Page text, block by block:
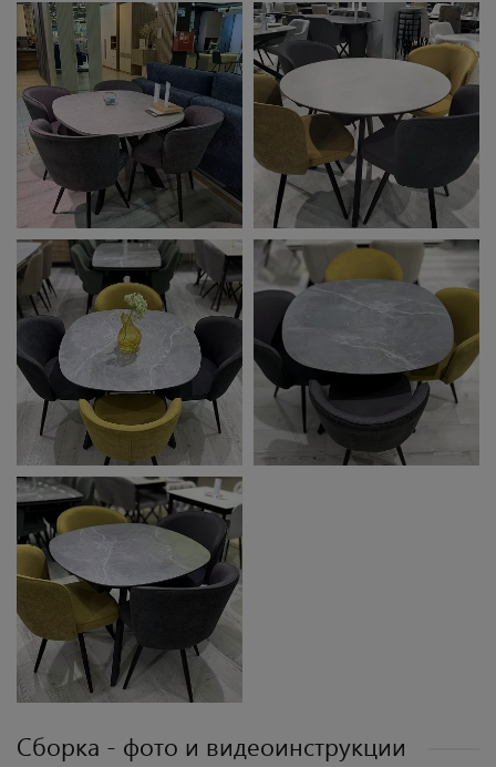
Сборка - фото и видеоинструкции